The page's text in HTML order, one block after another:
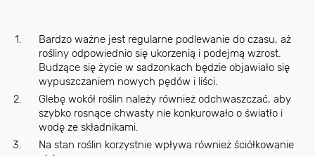
Bardzo ważne jest regularne podlewanie do czasu, aż
rośliny odpowiednio się ukorzenią i podejmą wzrost.
Budzące się życie w sadzonkach będzie objawiało się
wypuszczaniem nowych pędów i liści.
Glebę wokół roślin należy również odchwaszczać, aby
szybko rosnące chwasty nie konkurowało o światło i
wodę ze składnikami.
Na stan roślin korzystnie wpływa również ściółkowanie